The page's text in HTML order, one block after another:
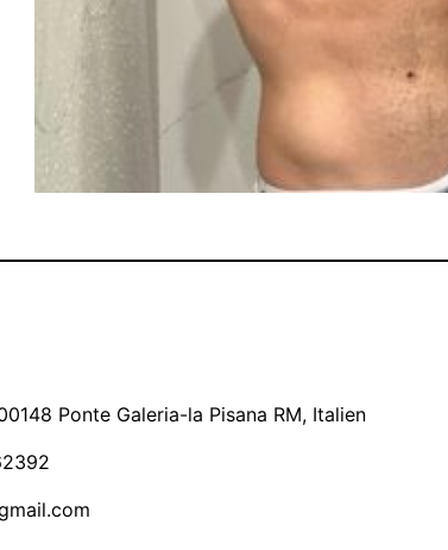
Ponte Galeria-la Pisana RM, Italien